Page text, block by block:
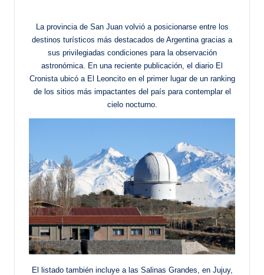
La provincia de San Juan volvió a posicionarse entre los
destinos turísticos más destacados de Argentina gracias a
sus privilegiadas condiciones para la observación
astronómica. En una reciente publicación, el diario El
Cronista ubicó a El Leoncito en el primer lugar de un ranking
de los sitios más impactantes del país para contemplar el
cielo nocturno.
El listado también incluye a las Salinas Grandes, en Jujuy,